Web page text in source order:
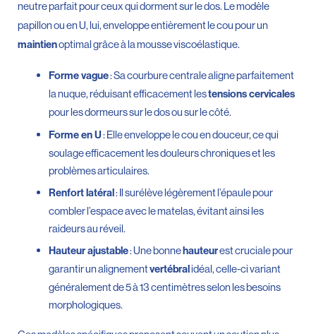
neutre parfait pour ceux qui dorment sur le dos. Le modèle
papillon ou en U, lui, enveloppe entièrement le cou pour un
maintienoptimal grâce à la mousse viscoélastique.
Forme vague: Sa courbure centrale aligne parfaitement
la nuque, réduisant efficacement lestensions cervicales
pour les dormeurs sur le dos ou sur le côté.
Forme en U: Elle enveloppe le cou en douceur, ce qui
soulage efficacement les douleurs chroniques et les
problèmes articulaires.
Renfort latéral: Il surélève légèrement l’épaule pour
combler l’espace avec le matelas, évitant ainsi les
raideurs au réveil.
Hauteur ajustable: Une bonne hauteurest cruciale pour
garantir un alignementvertébral idéal, celle-ci variant
généralement de 5 à 13 centimètres selon les besoins
morphologiques.